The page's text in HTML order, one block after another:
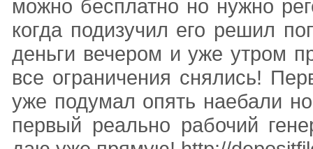
можно бесплатно но нужно
когда подизучил его решил
деньги вечером и уже утром
все ограничения снялись!
уже подумал опять наебали
первый реально рабочий